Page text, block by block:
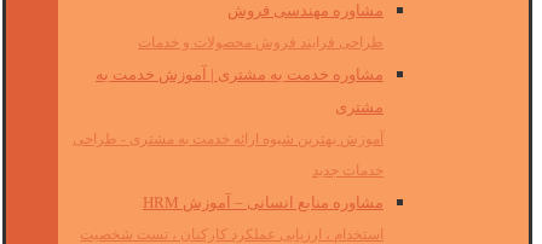
مشاوره مهندسی فروش
طراحی فرایند فروش محصولات و خدمات
مشاوره خدمت به مشتری | آموزش خدمت به
مشتری
آموزش بهترین شیوه ارائه خدمت به مشتری - طراحی
خدمات جدید
مشاوره منابع انسانی – آموزش HRM
استخدام ، ارزیابی عملکرد کارکنان ، تست شخصیت